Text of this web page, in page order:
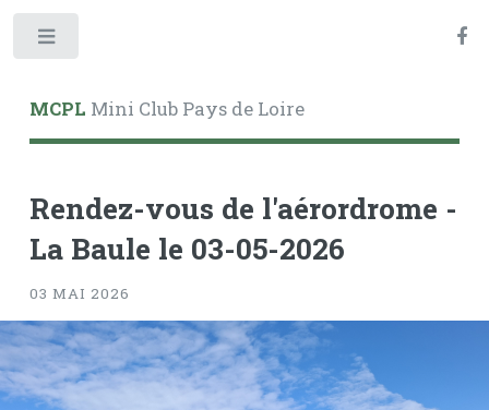
MCPL Mini Club Pays de Loire
Rendez-vous de l'aérordrome -
La Baule le 03-05-2026
03 MAI 2026